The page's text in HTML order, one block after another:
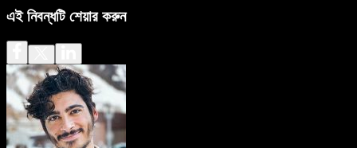
এই নিবন্ধটি শেয়ার করুন